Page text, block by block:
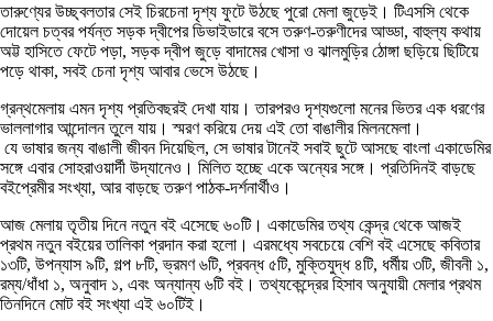
তারুণ্যের উচ্ছ্বলতার সেই চিরচেনা দৃশ্য ফুটে উঠছে পুরো মেলা জুড়েই। টিএসসি থেকে
দোয়েল চত্বর পর্যন্ত সড়ক দ্বীপের ডিভাইডারে বসে তরুণ-তরুণীদের আড্ডা, বাহুল্য কথায়
অট্ট হাসিতে ফেটে পড়া, সড়ক দ্বীপ জুড়ে বাদামের খোসা ও ঝালমুড়ির ঠোঙ্গা ছড়িয়ে ছিটিয়ে
পড়ে থাকা, সবই চেনা দৃশ্য আবার ভেসে উঠছে।
গ্রন্থমেলায় এমন দৃশ্য প্রতিবছরই দেখা যায়। তারপরও দৃশ্যগুলো মনের ভিতর এক ধরণের
ভাললাগার আন্দোলন তুলে যায়। স্মরণ করিয়ে দেয় এই তো বাঙালীর মিলনমেলা।
যে ভাষার জন্য বাঙালী জীবন দিয়েছিল, সে ভাষার টানেই সবাই ছুটে আসছে বাংলা একাডেমির
সঙ্গে এবার সোহরাওয়ার্দী উদ্যানেও। মিলিত হচ্ছে একে অন্যের সঙ্গে। প্রতিদিনই বাড়ছে
বইপ্রেমীর সংখ্যা, আর বাড়ছে তরুণ পাঠক-দর্শনার্থীও।
আজ মেলায় তৃতীয় দিনে নতুন বই এসেছে ৬০টি। একাডেমির তথ্য কেন্দ্র থেকে আজই
প্রথম নতুন বইয়ের তালিকা প্রদান করা হলো। এরমধ্যে সবচেয়ে বেশি বই এসেছে কবিতার
১৩টি, উপন্যাস ৯টি, গল্প ৮টি, ভ্রমণ ৬টি, প্রবন্ধ ৫টি, মুক্তিযুদ্ধ ৪টি, ধর্মীয় ৩টি, জীবনী ১,
রম্য/ধাঁধা ১, অনুবাদ ১, এবং অন্যান্য ৬টি বই। তথ্যকেন্দ্রের হিসাব অনুযায়ী মেলার প্রথম
তিনদিনে মোট বই সংখ্যা এই ৬০টিই।